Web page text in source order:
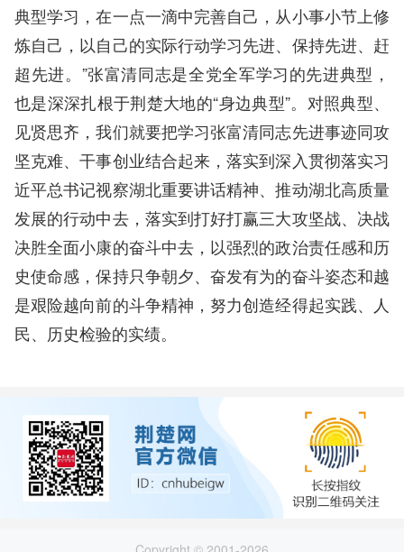
典型学习，在一点一滴中完善自己，从小事小节上修
炼自己，以自己的实际行动学习先进、保持先进、赶
超先进。”张富清同志是全党全军学习的先进典型，
也是深深扎根于荆楚大地的“身边典型”。对照典型、
见贤思齐，我们就要把学习张富清同志先进事迹同攻
坚克难、干事创业结合起来，落实到深入贯彻落实习
近平总书记视察湖北重要讲话精神、推动湖北高质量
发展的行动中去，落实到打好打赢三大攻坚战、决战
决胜全面小康的奋斗中去，以强烈的政治责任感和历
史使命感，保持只争朝夕、奋发有为的奋斗姿态和越
是艰险越向前的斗争精神，努力创造经得起实践、人
民、历史检验的实绩。